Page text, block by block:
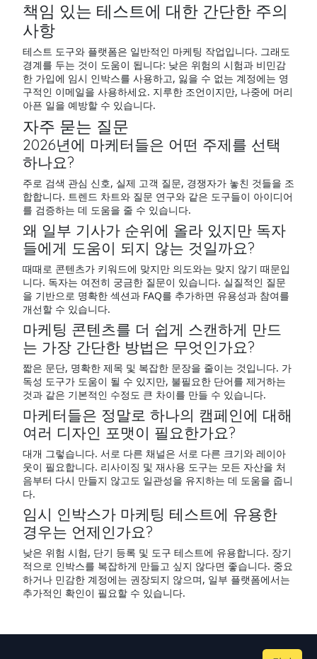
책임 있는 테스트에 대한 간단한 주의
사항
테스트 도구와 플랫폼은 일반적인 마케팅 작업입니다. 그래도
경계를 두는 것이 도움이 됩니다: 낮은 위험의 시험과 비민감
한 가입에 임시 인박스를 사용하고, 잃을 수 없는 계정에는 영
구적인 이메일을 사용하세요. 지루한 조언이지만, 나중에 머리
아픈 일을 예방할 수 있습니다.
자주 묻는 질문
2026년에 마케터들은 어떤 주제를 선택
하나요?
주로 검색 관심 신호, 실제 고객 질문, 경쟁자가 놓친 것들을 조
합합니다. 트렌드 차트와 질문 연구와 같은 도구들이 아이디어
를 검증하는 데 도움을 줄 수 있습니다.
왜 일부 기사가 순위에 올라 있지만 독자
들에게 도움이 되지 않는 것일까요?
때때로 콘텐츠가 키워드에 맞지만 의도와는 맞지 않기 때문입
니다. 독자는 여전히 궁금한 질문이 있습니다. 실질적인 질문
을 기반으로 명확한 섹션과 FAQ를 추가하면 유용성과 참여를
개선할 수 있습니다.
마케팅 콘텐츠를 더 쉽게 스캔하게 만드
는 가장 간단한 방법은 무엇인가요?
짧은 문단, 명확한 제목 및 복잡한 문장을 줄이는 것입니다. 가
독성 도구가 도움이 될 수 있지만, 불필요한 단어를 제거하는
것과 같은 기본적인 수정도 큰 차이를 만들 수 있습니다.
마케터들은 정말로 하나의 캠페인에 대해
여러 디자인 포맷이 필요한가요?
대개 그렇습니다. 서로 다른 채널은 서로 다른 크기와 레이아
웃이 필요합니다. 리사이징 및 재사용 도구는 모든 자산을 처
음부터 다시 만들지 않고도 일관성을 유지하는 데 도움을 줍니
다.
임시 인박스가 마케팅 테스트에 유용한
경우는 언제인가요?
낮은 위험 시험, 단기 등록 및 도구 테스트에 유용합니다. 장기
적으로 인박스를 복잡하게 만들고 싶지 않다면 좋습니다. 중요
하거나 민감한 계정에는 권장되지 않으며, 일부 플랫폼에서는
추가적인 확인이 필요할 수 있습니다.